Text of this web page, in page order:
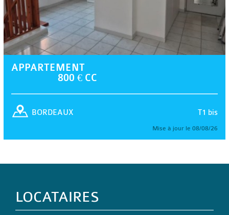
APPARTEMENT
800 € CC
T1 bis
BORDEAUX
Mise à jour le 08/08/26
LOCATAIRES